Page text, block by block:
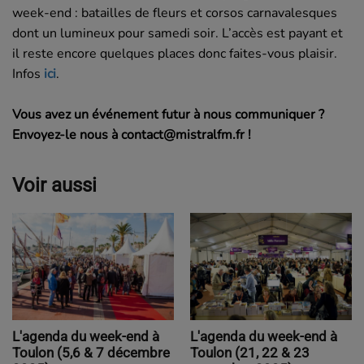
week-end : batailles de fleurs et corsos carnavalesques
dont un lumineux pour samedi soir. L’accès est payant et
il reste encore quelques places donc faites-vous plaisir.
Infos ici.
Vous avez un événement futur à nous communiquer ?
Envoyez-le nous à contact@mistralfm.fr !
Voir aussi
L'agenda du week-end à
Toulon (5,6 & 7 décembre
L'agenda du week-end à
Toulon (21, 22 & 23